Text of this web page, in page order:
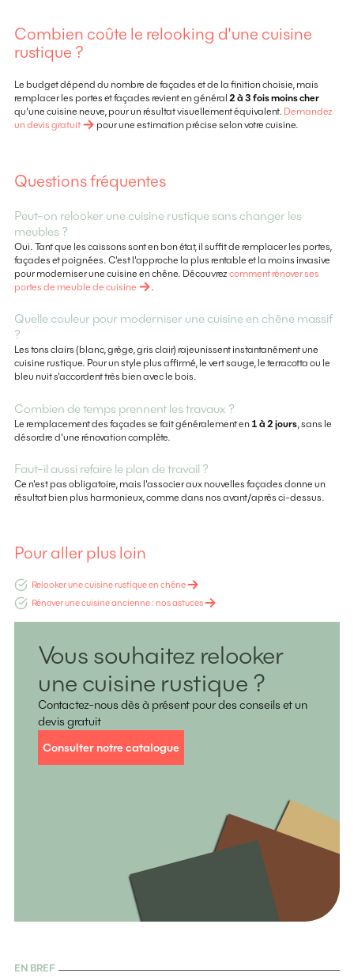
Combien coûte le relooking d'une cuisine
rustique ?
Le budget dépend du nombre de façades et de la finition choisie, mais
remplacer les portes et façades revient en général 2 à 3 fois moins cher
qu'une cuisine neuve, pour un résultat visuellement équivalent. Demandez
un devis gratuit
pour une estimation précise selon votre cuisine.
Questions fréquentes
Peut-on relooker une cuisine rustique sans changer les
meubles ?
Oui. Tant que les caissons sont en bon état, il suffit de remplacer les portes,
façades et poignées. C'est l'approche la plus rentable et la moins invasive
pour moderniser une cuisine en chêne. Découvrez comment rénover ses
portes de meuble de cuisine
.
Quelle couleur pour moderniser une cuisine en chêne massif
?
Les tons clairs (blanc, grège, gris clair) rajeunissent instantanément une
cuisine rustique. Pour un style plus affirmé, le vert sauge, le terracotta ou le
bleu nuit s'accordent très bien avec le bois.
Combien de temps prennent les travaux ?
Le remplacement des façades se fait généralement en 1 à 2 jours, sans le
désordre d'une rénovation complète.
Faut-il aussi refaire le plan de travail ?
Ce n'est pas obligatoire, mais l'associer aux nouvelles façades donne un
résultat bien plus harmonieux, comme dans nos avant/après ci-dessus.
Pour aller plus loin
Relooker une cuisine rustique en chêne
Rénover une cuisine ancienne : nos astuces
Vous souhaitez relooker
une cuisine rustique ?
Contactez-nous dès à présent pour des conseils et un
devis gratuit
Consulter notre catalogue
EN BREF